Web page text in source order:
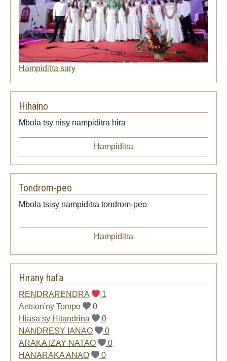
Hampiditra sary
Hihaino
Mbola tsy nisy nampiditra hira
Hampiditra
Tondrom-peo
Mbola tsisy nampiditra tondrom-peo
Hampiditra
Hirany hafa
RENDRARENDRA
1
Antson'ny Tompo
0
Hiasa sy Hitandrina
0
NANDRESY IANAO
0
ARAKA IZAY NATAO
0
HANARAKA ANAO
0